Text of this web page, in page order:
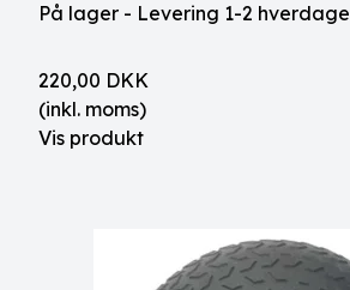
På lager - Levering 1-2 hverdage
220,00 DKK
(inkl. moms)
Vis produkt